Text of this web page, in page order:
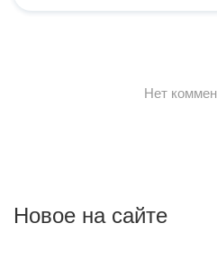
Новое на сайте